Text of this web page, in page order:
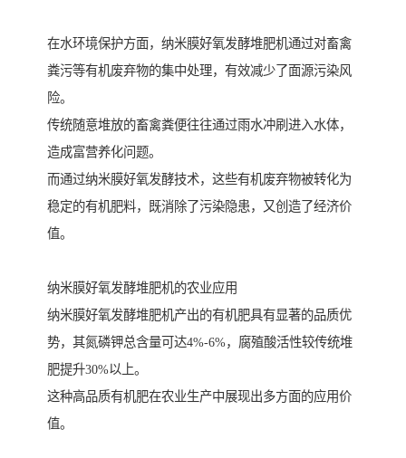
在水环境保护方面，纳米膜好氧发酵堆肥机通过对畜禽
粪污等有机废弃物的集中处理，有效减少了面源污染风
险。
传统随意堆放的畜禽粪便往往通过雨水冲刷进入水体，
造成富营养化问题。
而通过纳米膜好氧发酵技术，这些有机废弃物被转化为
稳定的有机肥料，既消除了污染隐患，又创造了经济价
值。
纳米膜好氧发酵堆肥机的农业应用
纳米膜好氧发酵堆肥机产出的有机肥具有显著的品质优
势，其氮磷钾总含量可达4%-6%，腐殖酸活性较传统堆
肥提升30%以上。
这种高品质有机肥在农业生产中展现出多方面的应用价
值。